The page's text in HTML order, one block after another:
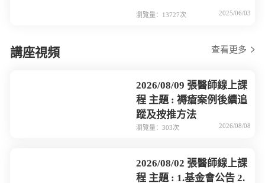
瀏覽量：13727次 2025/06/03
講座視頻 查看更多
2026/08/09 張醫師線上課
程 主題 : 褥瘡案例後續追
蹤及按推方法
瀏覽量：303次 2026/08/08
2026/08/02 張醫師線上課
程 主題 : 1.基金會公告 2.